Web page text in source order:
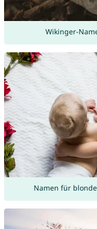
Wikinger-
Namen für